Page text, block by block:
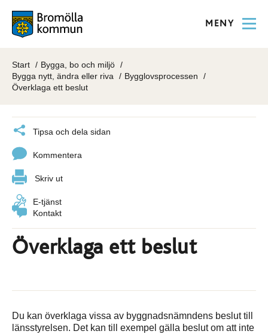
MENY
Start
Bygga, bo och miljö
Bygga nytt, ändra eller riva
Bygglovsprocessen
Överklaga ett beslut
Tipsa och dela sidan
Kommentera
Skriv ut
E-tjänst
Kontakt
Överklaga ett beslut
Du kan överklaga vissa av byggnadsnämndens beslut till
länsstyrelsen. Det kan till exempel gälla beslut om att inte